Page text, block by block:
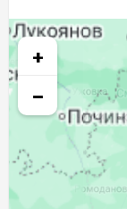
02:54
02:57
30, Вс 02:59
+
−